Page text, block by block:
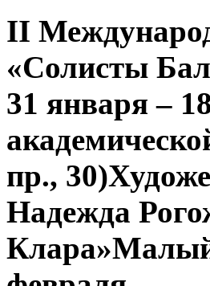
II
«Солисты
31 января –
пр.,
Надежда